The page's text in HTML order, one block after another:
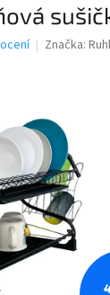
Značka: